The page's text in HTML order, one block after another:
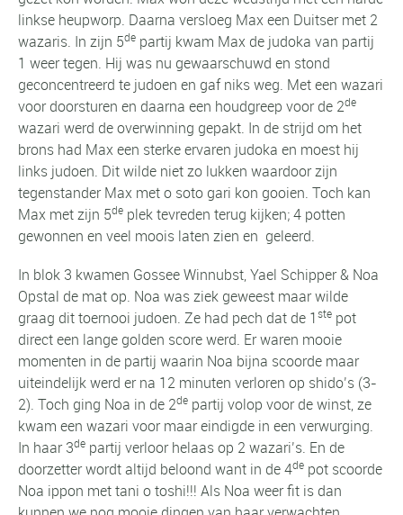
linkse heupworp. Daarna versloeg Max een Duitser met 2
wazaris. In zijn 5de partij kwam Max de judoka van partij
1 weer tegen. Hij was nu gewaarschuwd en stond
geconcentreerd te judoen en gaf niks weg. Met een wazari
voor doorsturen en daarna een houdgreep voor de 2de
wazari werd de overwinning gepakt. In de strijd om het
brons had Max een sterke ervaren judoka en moest hij
links judoen. Dit wilde niet zo lukken waardoor zijn
tegenstander Max met o soto gari kon gooien. Toch kan
Max met zijn 5de plek tevreden terug kijken; 4 potten
gewonnen en veel moois laten zien en geleerd.
In blok 3 kwamen Gossee Winnubst, Yael Schipper & Noa
Opstal de mat op. Noa was ziek geweest maar wilde
graag dit toernooi judoen. Ze had pech dat de 1ste pot
direct een lange golden score werd. Er waren mooie
momenten in de partij waarin Noa bijna scoorde maar
uiteindelijk werd er na 12 minuten verloren op shido’s (3-
2). Toch ging Noa in de 2de partij volop voor de winst, ze
kwam een wazari voor maar eindigde in een verwurging.
In haar 3de partij verloor helaas op 2 wazari’s. En de
doorzetter wordt altijd beloond want in de 4de pot scoorde
Noa ippon met tani o toshi!!! Als Noa weer fit is dan